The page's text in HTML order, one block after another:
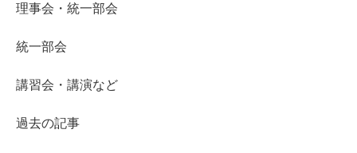
理事会・統一部会
統一部会
講習会・講演など
過去の記事